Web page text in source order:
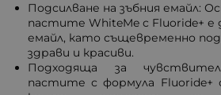
Подсилване на зъбния емайл:
пастите WhiteMe с Fluoride+ е
емайл, като същевременно
здрави и красиви.
Подходяща за
пастите с формула Fluoride+